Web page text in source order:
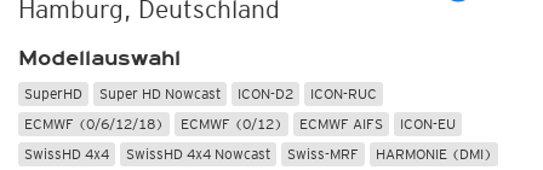
Hamburg, Deutschland
Modellauswahl
SuperHD Super HD Nowcast ICON-D2
ICON-RUC
ECMWF (0/6/12/18)
ECMWF (0/12) ECMWF AIFS
ICON-EU
SwissHD 4x4
SwissHD 4x4 Nowcast Swiss-MRF
HARMONIE (DMI)